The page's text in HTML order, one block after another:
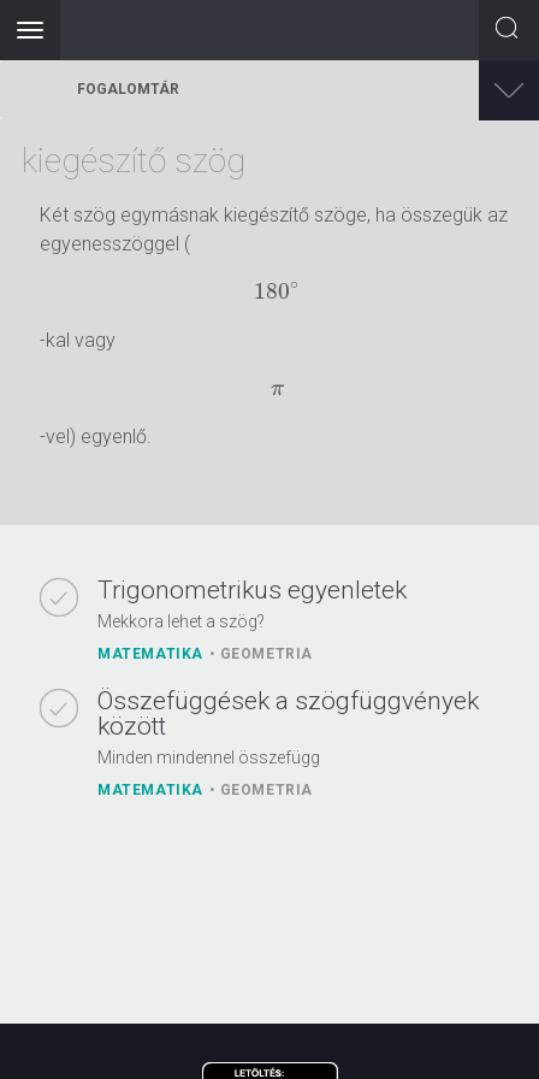
Toggle
navigation
FOGALOMTÁR
kiegészítő szög
Két szög egymásnak kiegészítő szöge, ha összegük az
egyenesszöggel (
180∘
180∘
-kal vagy
π
π
-vel) egyenlő.
Trigonometrikus egyenletek
Mekkora lehet a szög?
MATEMATIKA GEOMETRIA
Összefüggések a szögfüggvények
között
Minden mindennel összefügg
MATEMATIKA GEOMETRIA